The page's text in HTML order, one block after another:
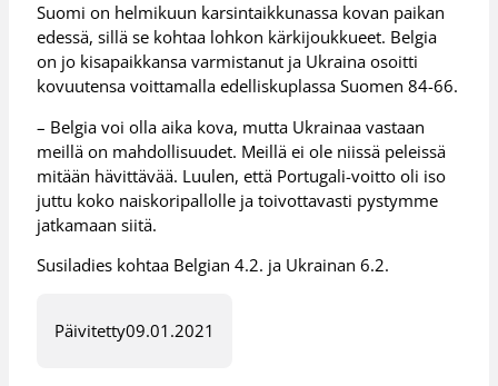
Suomi on helmikuun karsintaikkunassa kovan paikan
edessä, sillä se kohtaa lohkon kärkijoukkueet. Belgia
on jo kisapaikkansa varmistanut ja Ukraina osoitti
kovuutensa voittamalla edelliskuplassa Suomen 84-66.
– Belgia voi olla aika kova, mutta Ukrainaa vastaan
meillä on mahdollisuudet. Meillä ei ole niissä peleissä
mitään hävittävää. Luulen, että Portugali-voitto oli iso
juttu koko naiskoripallolle ja toivottavasti pystymme
jatkamaan siitä.
Susiladies kohtaa Belgian 4.2. ja Ukrainan 6.2.
Päivitetty09.01.2021